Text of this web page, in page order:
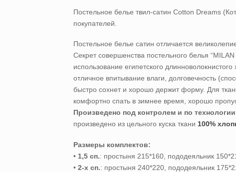
Постельное белье твил-сатин Cotton Dreams
покупателей.
Постельное белье сатин отличается
Секрет совершенства постельного белья
использование египетского
отличное впитывание влаги, долговечность
быстро сохнет и хорошо держит форму. Для
комфортно спать в зимнее время, хорошо
Произведено под контролем и по
произведено из цельного куска ткани 100%
Размеры комплектов:
• 1,5 сп.: простыня 215*160, пододеяльник
• 2-х сп.: простыня 240*220, пододеяльник